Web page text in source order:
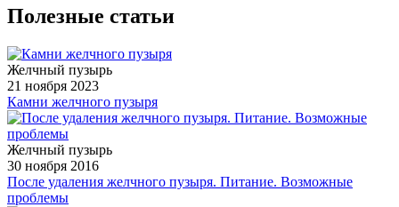
Полезные статьи
Желчный пузырь
21 ноября 2023
Камни желчного пузыря
Желчный пузырь
30 ноября 2016
После удаления желчного пузыря. Питание. Возможные
проблемы